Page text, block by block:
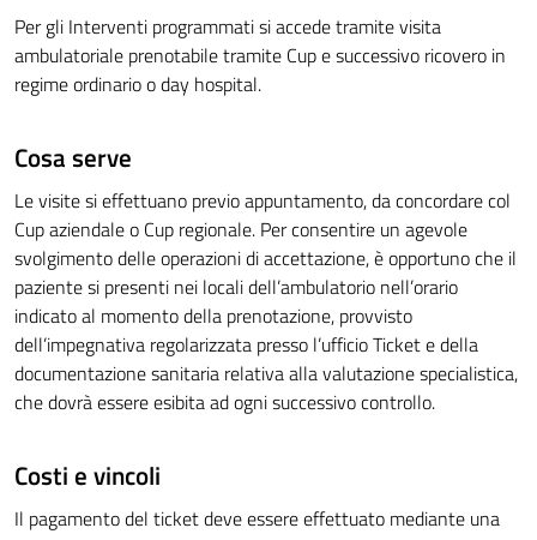
Per gli Interventi programmati si accede tramite visita
ambulatoriale prenotabile tramite Cup e successivo ricovero in
regime ordinario o day hospital.
Cosa serve
Le visite si effettuano previo appuntamento, da concordare col
Cup aziendale o Cup regionale. Per consentire un agevole
svolgimento delle operazioni di accettazione, è opportuno che il
paziente si presenti nei locali dell’ambulatorio nell’orario
indicato al momento della prenotazione, provvisto
dell’impegnativa regolarizzata presso l’ufficio Ticket e della
documentazione sanitaria relativa alla valutazione specialistica,
che dovrà essere esibita ad ogni successivo controllo.
Costi e vincoli
Il pagamento del ticket deve essere effettuato mediante una